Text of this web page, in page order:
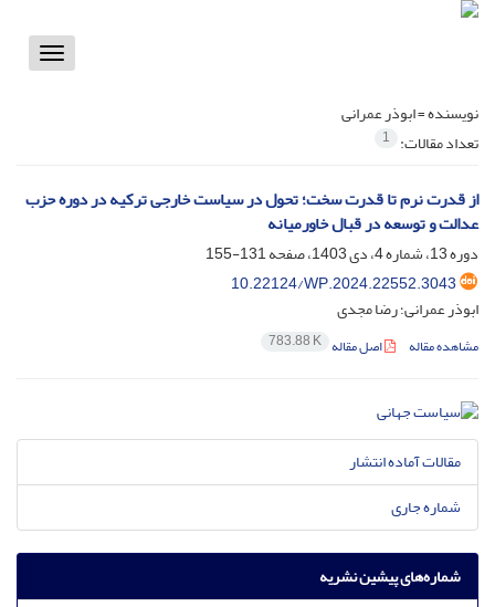
Toggle
نویسنده =ابوذر عمرانی
تعداد مقالات: 1
از قدرت نرم تا قدرت سخت؛ تحول در سیاست خارجی ترکیه در دوره حزب
عدالت و توسعه در قبال خاورمیانه
دوره 13، شماره 4، دی 1403، صفحه
131-155
10.22124/WP.2024.22552.3043
ابوذر عمرانی؛ رضا مجدی
مشاهده مقاله اصل مقاله 783.88 K
مقالات آماده انتشار
شماره جاری
شماره‌های پیشین نشریه